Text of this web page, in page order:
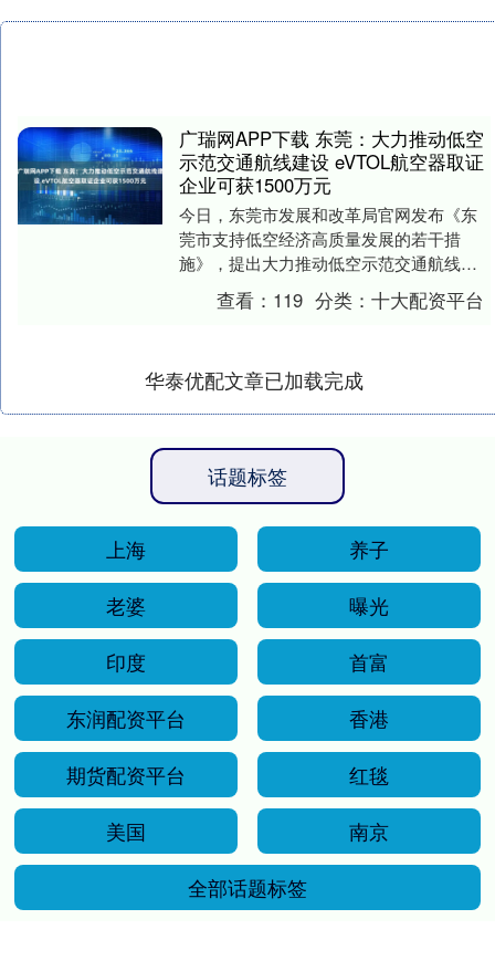
广瑞网APP下载 东莞：大力推动低空
示范交通航线建设 eVTOL航空器取证
企业可获1500万元
今日，东莞市发展和改革局官网发布《东
莞市支持低空经济高质量发展的若干措
施》，提出大力推动低空示范交通航线建
设，对开通市内、跨市、莞港跨境无人机
物流航线且符合运营....
查看： 119 分类：十大配资平台
华泰优配文章已加载完成
话题标签
上海
养子
老婆
曝光
印度
首富
东润配资平台
香港
期货配资平台
红毯
美国
南京
全部话题标签